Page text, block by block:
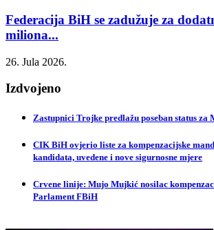
Federacija BiH se zadužuje za
miliona...
26. Jula 2026.
Izdvojeno
Zastupnici Trojke predlažu poseban status za
CIK BiH ovjerio liste za kompenzacijske
kandidata, uvedene i nove sigurnosne mjere
Crvene linije: Mujo Mujkić nosilac
Parlament FBiH